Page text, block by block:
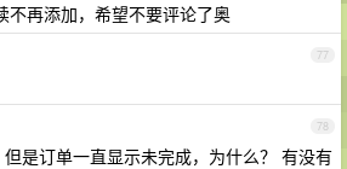
不再添加，希望不要评论了奥
77
78
是订单一直显示未完成，为什么？ 有没有